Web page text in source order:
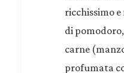
ricchissimo
di
carne
profumata